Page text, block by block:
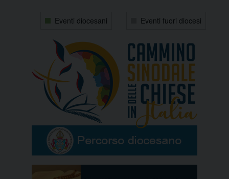
Eventi diocesani Eventi fuori diocesi